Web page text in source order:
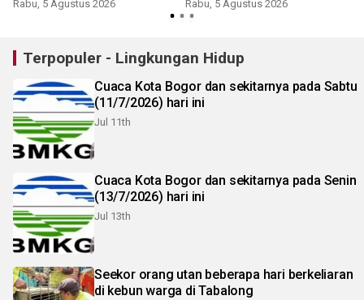
Rabu, 5 Agustus 2026 Rabu, 5 Agustus 2026
Terpopuler - Lingkungan Hidup
Cuaca Kota Bogor dan sekitarnya pada Sabtu
(11/7/2026) hari ini
Jul 11th
Cuaca Kota Bogor dan sekitarnya pada Senin
(13/7/2026) hari ini
Jul 13th
Seekor orang utan beberapa hari berkeliaran
di kebun warga di Tabalong